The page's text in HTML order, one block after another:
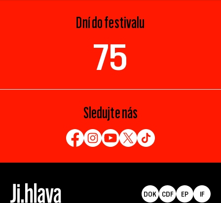
Dní do festivalu
75
Sledujte nás
DOK CDF EP IF